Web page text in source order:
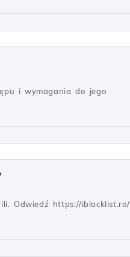
i wymagania do jego
Odwiedź https://iblacklist.ro/